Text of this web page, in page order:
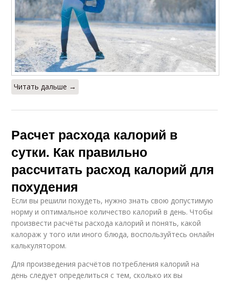
Читать дальше →
Расчет расхода калорий в
сутки. Как правильно
рассчитать расход калорий для
похудения
Если вы решили похудеть, нужно знать свою допустимую
норму и оптимальное количество калорий в день. Чтобы
произвести расчёты расхода калорий и понять, какой
калораж у того или иного блюда, воспользуйтесь онлайн
калькулятором.
Для произведения расчётов потребления калорий на
день следует определиться с тем, сколько их вы